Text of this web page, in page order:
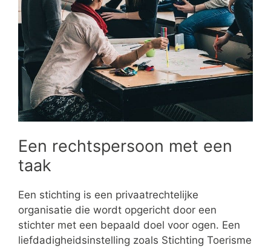
Een rechtspersoon met een
taak
Een stichting is een privaatrechtelijke
organisatie die wordt opgericht door een
stichter met een bepaald doel voor ogen. Een
liefdadigheidsinstelling zoals Stichting Toerisme